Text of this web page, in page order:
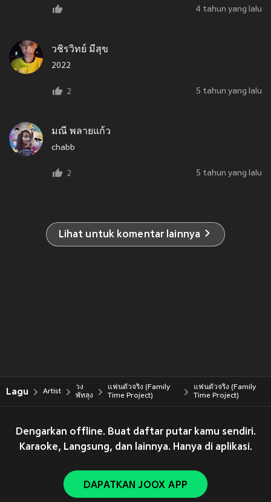
4 tahun yang lalu
วชิรวิทย์ มีสุข
2022
2 5 tahun yang lalu
มณี พลายแก้ว
chabb
2 5 tahun yang lalu
Lihat untuk komentar lainnya
Lagu Artist
วง
พัทลุง
แฟนตัวจริง (Family
Time Project)
แฟนตัวจริง (Family
Time Project)
Dengarkan offline. Buat daftar putar kamu sendiri.
Karaoke, Langsung, dan lainnya. Hanya di aplikasi.
DAPATKAN JOOX APP